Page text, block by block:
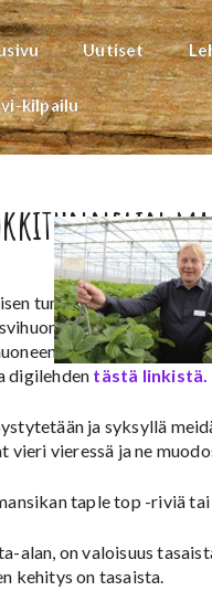
Uutiset
kilpailu
tunneliratkaisun.
on
rakentamista.
digilehden tästä linkistä.
ja syksyllä
vieri vieressä ja ne
taple top -riviä
alan, on valoisuus
kehitys on tasaista.